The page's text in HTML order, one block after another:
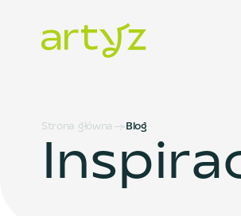
Strona główna Blog